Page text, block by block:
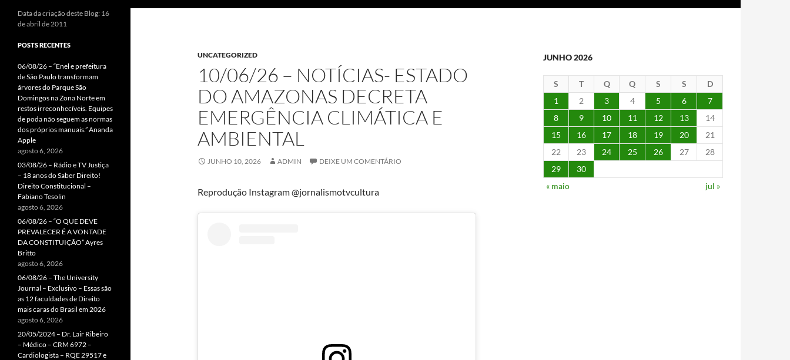
UNCATEGORIZED
10/06/26 – NOTÍCIAS- ESTADO
DO AMAZONAS DECRETA
EMERGÊNCIA CLIMÁTICA E
AMBIENTAL
JUNHO 10, 2026 ADMIN DEIXE UM COMENTÁRIO
Reprodução Instagram @jornalismotvcultura
JUNHO 2026
S T Q Q S S
D
1
2 3 4 5 6
7
8
9 10 11 12 13
14
15
16 17 18 19 20
21
22
23 24 25 26 27
28
29
30
« maio
jul »
Data da criação deste Blog: 16
de abril de 2011
POSTS RECENTES
06/08/26 – “Enel e prefeitura
de São Paulo transformam
árvores do Parque São
Domingos na Zona Norte em
restos irreconhecíveis. Equipes
de poda não seguem as normas
dos próprios manuais.” Ananda
Apple
agosto 6, 2026
03/08/26 – Rádio e TV Justiça
– 18 anos do Saber Direito!
Direito Constitucional –
Fabiano Tesolin
agosto 6, 2026
06/08/26 – “O QUE DEVE
PREVALECER É A VONTADE
DA CONSTITUIÇÃO” Ayres
Britto
agosto 6, 2026
06/08/26 – The University
Journal – Exclusivo – Essas são
as 12 faculdades de Direito
mais caras do Brasil em 2026
agosto 6, 2026
20/05/2024 – Dr. Lair Ribeiro
– Médico – CRM 6972 –
Cardiologista – RQE 29517 e